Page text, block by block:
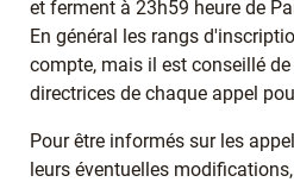
et ferment à 23h59 heure de
En général les rangs
compte, mais il est conseillé
directrices de chaque appel
Pour être informés sur les
leurs éventuelles modifications,